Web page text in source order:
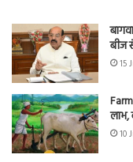
बीज
15
लाभ,
10